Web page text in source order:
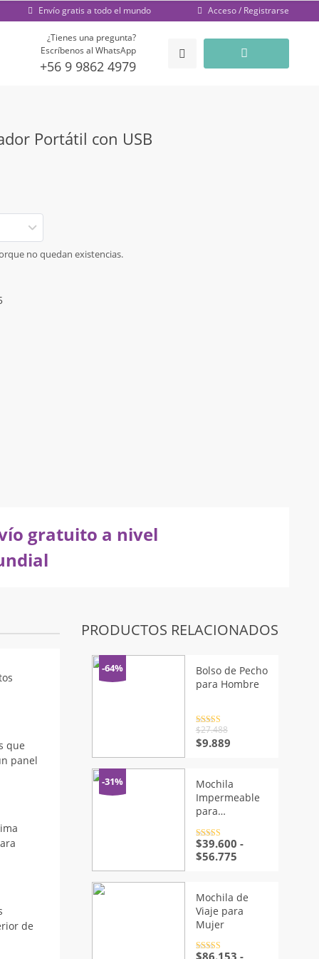
Envío gratis a todo el mundo Acceso / Registrarse
¿Tienes una pregunta?
Escríbenos al WhatsApp
+56 9 9862 4979
Portátil con USB
no quedan existencias.
gratuito a nivel
que
panel
de
PRODUCTOS RELACIONADOS
-64%
Bolso de Pecho
para Hombre
Valorado
con 4.5de
5
$27.488
El
era:
$27.488.
$9.889El
es:
$9.889.
-31%
Mochila
Impermeable
para
Valorado
con4.5de
5
$39.600 -
$56.775Rango
desde
$39.600
hasta
Mochila de
Viaje para
Mujer
Valorado